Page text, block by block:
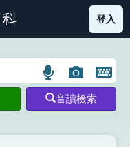
部首索引表圖示
登入
語
言
搜
圖
片
搜
開
鍵
圖
音讀檢索